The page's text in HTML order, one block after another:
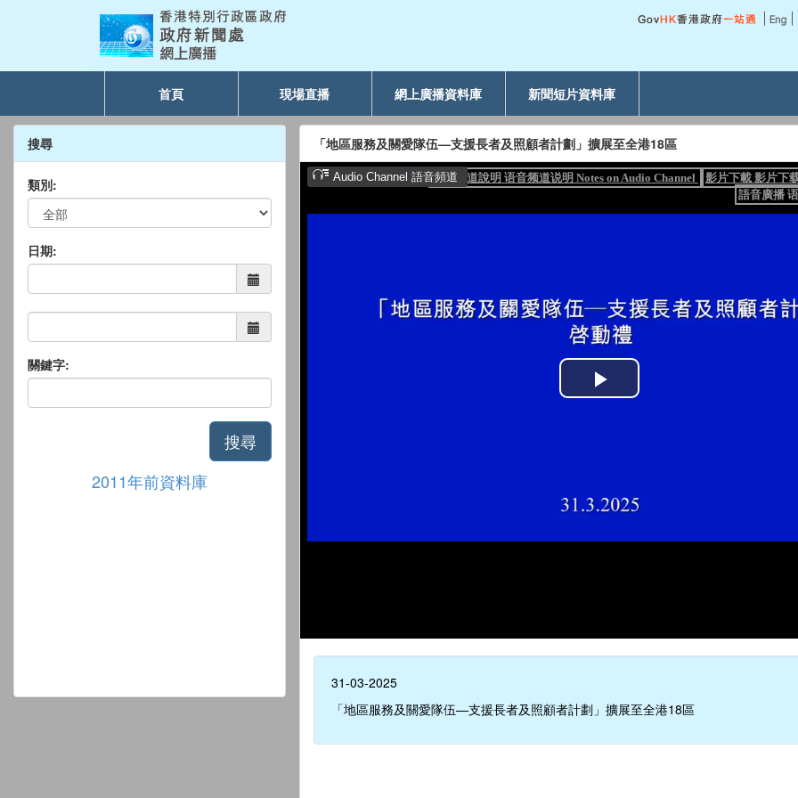
首頁 現場直播 網上廣播資料庫 新聞短片資料庫
搜尋
類別:
日期:
關鍵字:
搜尋
2011年前資料庫
「地區服務及關愛隊伍—支援長者及照顧者計劃」擴展至全港18區
31-03-2025
「地區服務及關愛隊伍—支援長者及照顧者計劃」擴展至全港18區